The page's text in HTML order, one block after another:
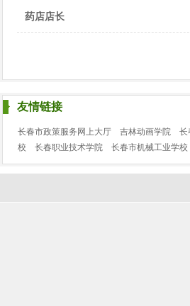
药店店长
友情链接
长春市政策服务网上大厅 吉林动画学院 长
校
长春职业技术学院 长春市机械工业学校